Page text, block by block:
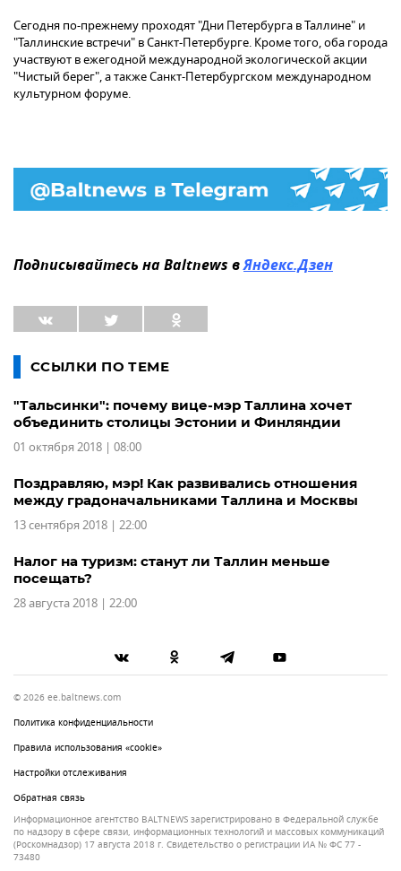
Сегодня по-прежнему проходят "Дни Петербурга в Таллине" и
"Таллинские встречи" в Санкт-Петербурге. Кроме того, оба города
участвуют в ежегодной международной экологической акции
"Чистый берег", а также Санкт-Петербургском международном
культурном форуме.
Подписывайтесь на Baltnews вЯндекс.Дзен
ССЫЛКИ ПО ТЕМЕ
"Тальсинки": почему вице-мэр Таллина хочет
объединить столицы Эстонии и Финляндии
01 октября 2018 | 08:00
Поздравляю, мэр! Как развивались отношения
между градоначальниками Таллина и Москвы
13 сентября 2018 | 22:00
Налог на туризм: станут ли Таллин меньше
посещать?
28 августа 2018 | 22:00
© 2026 ee.baltnews.com
Политика конфиденциальности
Правила использования «cookie»
Настройки отслеживания
Обратная связь
Информационное агентство BALTNEWS зарегистрировано в Федеральной службе
по надзору в сфере связи, информационных технологий и массовых коммуникаций
(Роскомнадзор) 17 августа 2018 г. Свидетельство о регистрации ИА № ФС 77 -
73480